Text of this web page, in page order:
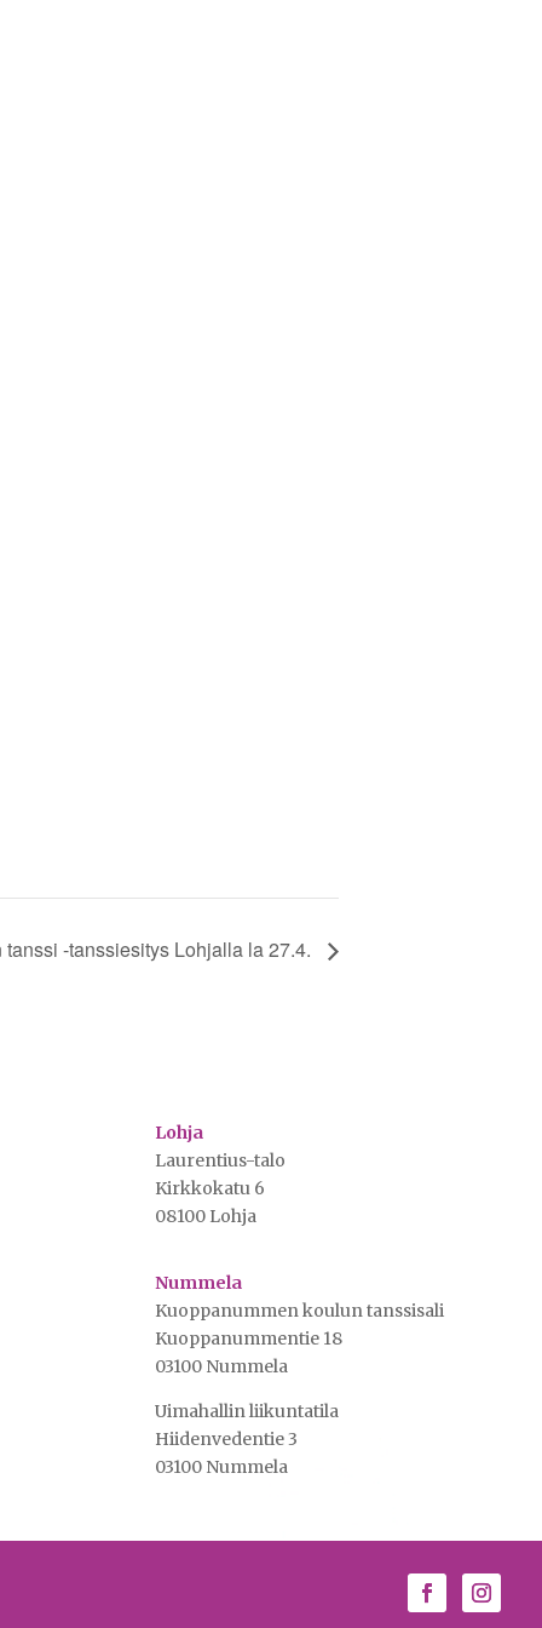
tanssi -tanssiesitys Lohjalla la 27.4.
Lohja
Laurentius-talo
Kirkkokatu 6
08100 Lohja
Nummela
Kuoppanummen koulun tanssisali
Kuoppanummentie 18
03100 Nummela
Uimahallin liikuntatila
Hiidenvedentie 3
03100 Nummela